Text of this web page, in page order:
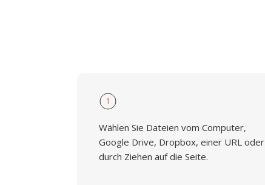
1
Wählen Sie Dateien vom Computer,
Google Drive, Dropbox, einer URL oder
durch Ziehen auf die Seite.